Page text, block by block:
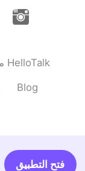
موقع HelloTalk
Blog
فتح التطبيق